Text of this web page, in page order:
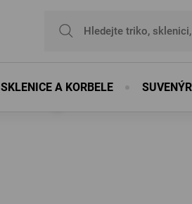
Pro přidání produktů do
SKLENICE A KORBELE